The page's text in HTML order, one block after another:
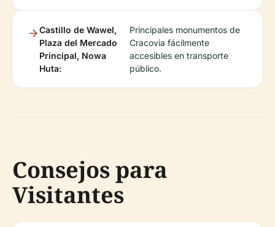
Castillo de Wawel,
Plaza del Mercado
Principal, Nowa
Huta:
Principales monumentos de
Cracovia fácilmente
accesibles en transporte
público.
Consejos para
Visitantes